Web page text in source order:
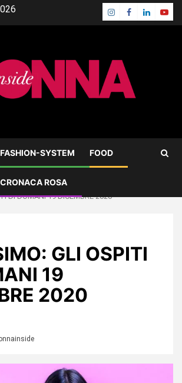
Instagram
Facebook
Linkedin
FASHION-SYSTEM FOOD
CRONACA ROSA
DI DOMANI 19 DICEMBRE 2020
GLI OSPITI
19
2020